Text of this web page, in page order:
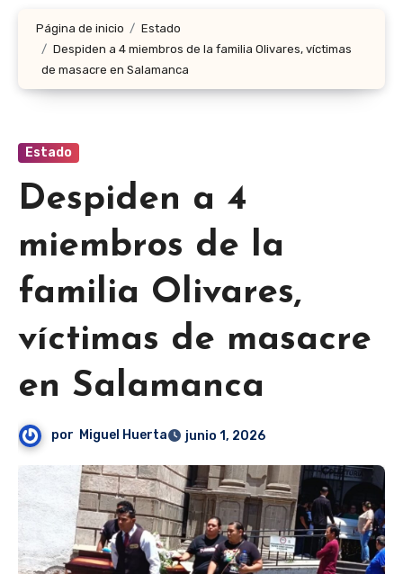
Página de inicio
Estado
Despiden a 4 miembros de la familia Olivares, víctimas
de masacre en Salamanca
Estado
Despiden a 4
miembros de la
familia Olivares,
víctimas de masacre
en Salamanca
por Miguel Huerta junio 1, 2026